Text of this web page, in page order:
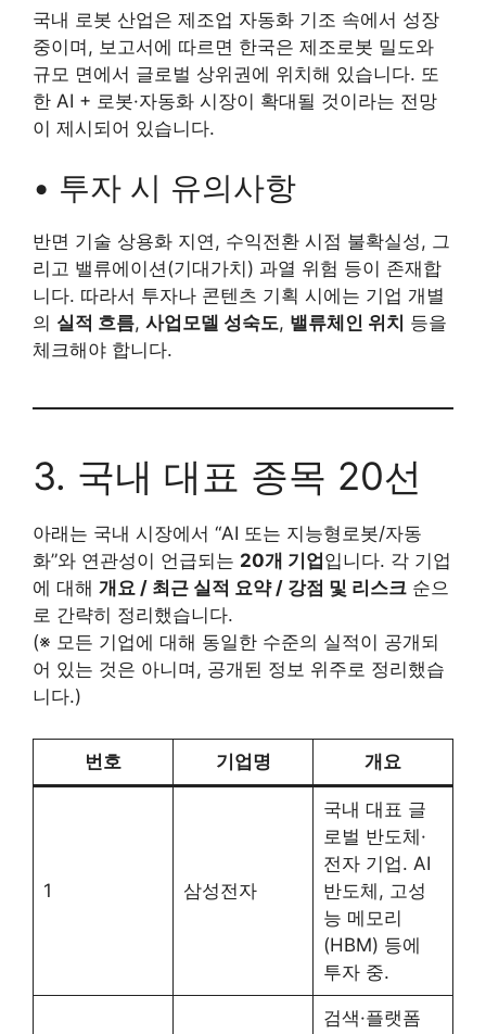
국내 로봇 산업은 제조업 자동화 기조 속에서 성장
중이며, 보고서에 따르면 한국은 제조로봇 밀도와
규모 면에서 글로벌 상위권에 위치해 있습니다. 또
한 AI + 로봇·자동화 시장이 확대될 것이라는 전망
이 제시되어 있습니다.
• 투자 시 유의사항
반면 기술 상용화 지연, 수익전환 시점 불확실성, 그
리고 밸류에이션(기대가치) 과열 위험 등이 존재합
니다. 따라서 투자나 콘텐츠 기획 시에는 기업 개별
의 실적 흐름, 사업모델 성숙도, 밸류체인 위치 등을
체크해야 합니다.
3. 국내 대표 종목 20선
아래는 국내 시장에서 “AI 또는 지능형로봇/자동
화”와 연관성이 언급되는 20개 기업 입니다. 각 기업
에 대해 개요 / 최근 실적 요약 / 강점 및 리스크 순으
로 간략히 정리했습니다.
(※ 모든 기업에 대해 동일한 수준의 실적이 공개되
어 있는 것은 아니며, 공개된 정보 위주로 정리했습
니다.)
번호 기업명 개요
1 삼성전자
국내 대표 글
로벌 반도체·
전자 기업. AI
반도체, 고성
능 메모리
(HBM) 등에
투자 중.
검색·플랫폼